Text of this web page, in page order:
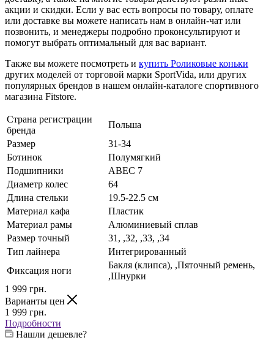
акции и скидки. Если у вас есть вопросы по товару, оплате
или доставке вы можете написать нам в онлайн-чат или
позвонить, и менеджеры подробно проконсультируют и
помогут выбрать оптимальный для вас вариант.
Также вы можете посмотреть и купить Роликовые коньки
других моделей от торговой марки SportVida, или других
популярных брендов в нашем онлайн-каталоге спортивного
магазина Fitstore.
Страна регистрации
бренда
Польша
Размер
31-34
Ботинок
Полумягкий
Подшипники
ABEC 7
Диаметр колес
64
Длина стельки
19.5-22.5 см
Материал кафа
Пластик
Материал рамы
Алюминиевый сплав
Размер точный
31, ,32, ,33, ,34
Тип лайнера
Интегрированный
Фиксация ноги
Бакля (клипса), ,Пяточный ремень,
,Шнурки
1 999 грн.
Варианты цен
1 999 грн.
Подробности
Нашли дешевле?